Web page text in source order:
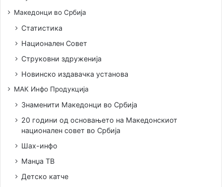
Македонци во Србија
Статистика
Национален Совет
Струковни здруженија
Новинско издавачка установа
МАК Инфо Продукција
Знаменити Македонци во Србија
20 години од основањето на Македонскиот
национален совет во Србија
Шах-инфо
Манџа ТВ
Детско катче